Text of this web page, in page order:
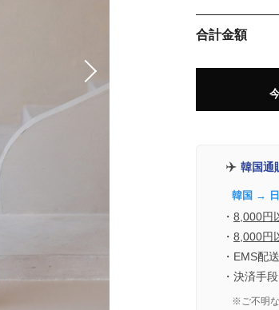
合計金額
✈️ 韓国通
韓国 →
・ 8,000円
・ 8,000円
・EMS配
・決済手
※ご不明